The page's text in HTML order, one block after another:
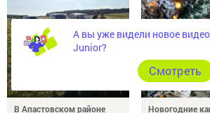
В Апастовском районе
Новогодние
А вы уже видели новое
Junior?
Cмотреть